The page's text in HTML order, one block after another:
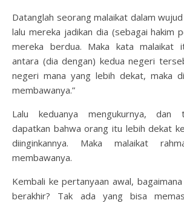
Datanglah seorang malaikat dalam
lalu mereka jadikan dia (sebagai hakim
mereka berdua. Maka kata malaikat
antara (dia dengan) kedua negeri
negeri mana yang lebih dekat, maka
membawanya.”
Lalu keduanya mengukurnya, dan
dapatkan bahwa orang itu lebih dekat
diinginkannya. Maka malaikat
membawanya.
Kembali ke pertanyaan awal,
berakhir? Tak ada yang bisa